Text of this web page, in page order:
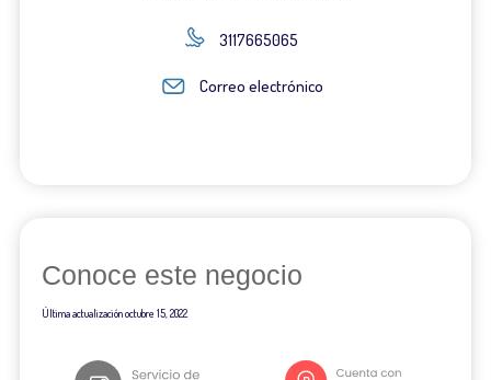
3117665065
Correo electrónico
Conoce este negocio
Última actualizaciónoctubre 15, 2022